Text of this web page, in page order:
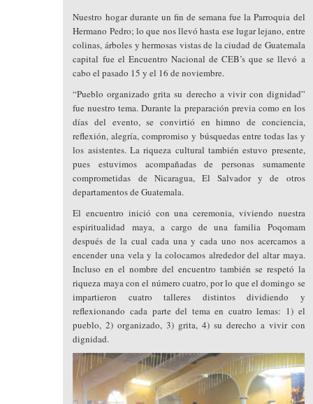
Nuestro hogar durante un fin de semana fue la Parroquia del
Hermano Pedro; lo que nos llevó hasta ese lugar lejano, entre
colinas, árboles y hermosas vistas de la ciudad de Guatemala
capital fue el Encuentro Nacional de CEB’s que se llevó a
cabo el pasado 15 y el 16 de noviembre.
“Pueblo organizado grita su derecho a vivir con dignidad”
fue nuestro tema. Durante la preparación previa como en los
días del evento, se convirtió en himno de conciencia,
reflexión, alegría, compromiso y búsquedas entre todas las y
los asistentes. La riqueza cultural también estuvo presente,
pues estuvimos acompañadas de personas sumamente
comprometidas de Nicaragua, El Salvador y de otros
departamentos de Guatemala.
El encuentro inició con una ceremonia, viviendo nuestra
espiritualidad maya, a cargo de una familia Poqomam
después de la cual cada una y cada uno nos acercamos a
encender una vela y la colocamos alrededor del altar maya.
Incluso en el nombre del encuentro también se respetó la
riqueza maya con el número cuatro, por lo que el domingo se
impartieron cuatro talleres distintos dividiendo y
reflexionando cada parte del tema en cuatro lemas: 1) el
pueblo, 2) organizado, 3) grita, 4) su derecho a vivir con
dignidad.